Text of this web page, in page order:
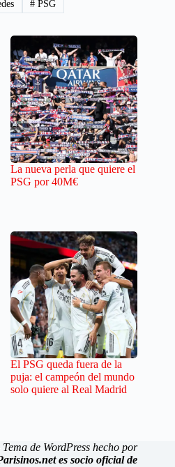
# PSG
La nueva perla que quiere el
PSG por 40M€
El PSG queda fuera de la
puja: el campeón del mundo
solo quiere al Real Madrid
de WordPress hecho por
es socio oficial de